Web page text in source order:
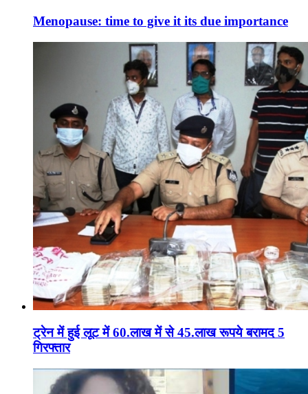
Menopause: time to give it its due importance
ट्रेन में हुई लूट में 60.लाख में से 45.लाख रूपये बरामद 5
गिरफ्तार